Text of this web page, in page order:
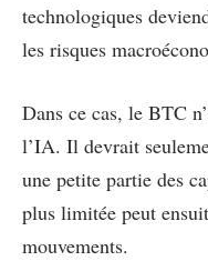
technologiques
les risques
Dans ce cas, le BTC
l’IA. Il devrait
une petite partie des
plus limitée peut
mouvements.